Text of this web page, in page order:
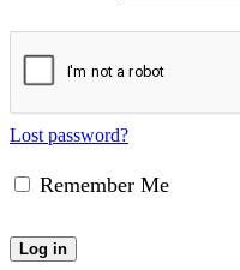
Lost password?
Remember Me
Log in